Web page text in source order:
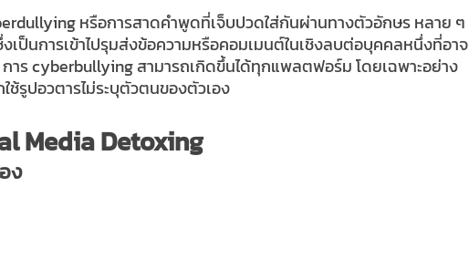
หรือการสาดคำพูดที่เจ็บปวดใส่กันผ่านทางตัวอักษร หลาย ๆ
งเป็นการเข้าไปรุมส่งข้อความหรือคอมเมนต์ในเชิงลบต่อบุคคลหนึ่งที่อาจ
การ cyberbullying สามารถเกิดขึ้นได้ทุกแพลตฟอร์ม โดยเฉพาะอย่าง
ช้รูปอวตารไม่ระบุตัวตนของตัวเอง
Media Detoxing
ง